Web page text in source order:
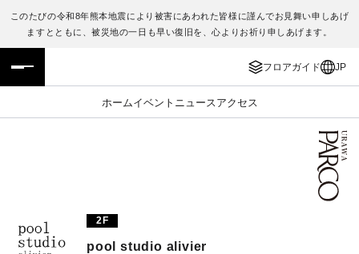
このたびの令和8年熊本地震により被害にあわれた皆様に謹んでお見舞い申しあげ
ますとともに、被災地の一日も早い復旧を、心よりお祈り申しあげます。
フロアガイド JP
ホームイベント ニュース アクセス
フロアガイド
施設案内・アクセス
TAX FREE
ENGLISH
繁体字
日本語
2F
pool studio alivier